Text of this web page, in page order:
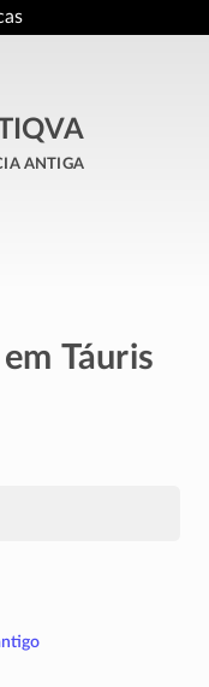
antiga
Táuris